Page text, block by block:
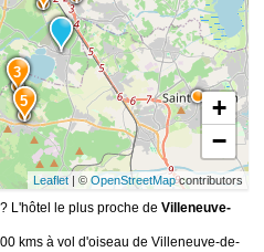
5
3
+
−
Leaflet| © OpenStreetMapcontributors
? L'hôtel le plus proche deVilleneuve-
kms à vol d'oiseau de Villeneuve-de-